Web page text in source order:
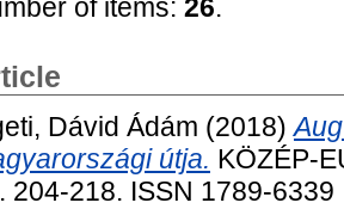
of items: 26.
Dávid Ádám (2018)
útja. KÖZÉP-
204-218. ISSN 1789-6339